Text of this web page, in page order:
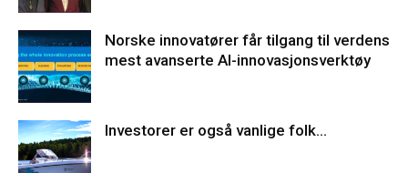
Norske innovatører får tilgang til verdens
mest avanserte AI-innovasjonsverktøy
Investorer er også vanlige folk…